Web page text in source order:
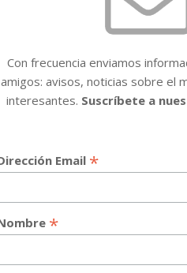
Con frecuencia enviamos
amigos: avisos, noticias sobre el
interesantes. Suscríbete a
Email *
*